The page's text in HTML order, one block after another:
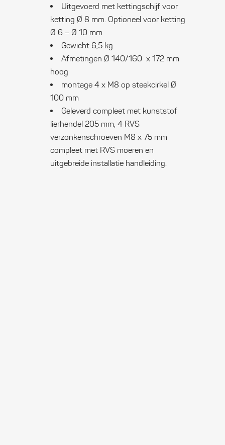
Uitgevoerd met kettingschijf voor
ketting Ø 8 mm. Optioneel voor ketting
Ø 6 – Ø 10 mm
Gewicht 6,5 kg
Afmetingen Ø 140/160 x 172 mm
hoog
montage 4 x M8 op steekcirkel Ø
100 mm
Geleverd compleet met kunststof
lierhendel 205 mm, 4 RVS
verzonkenschroeven M8 x 75 mm
compleet met RVS moeren en
uitgebreide installatie handleiding.